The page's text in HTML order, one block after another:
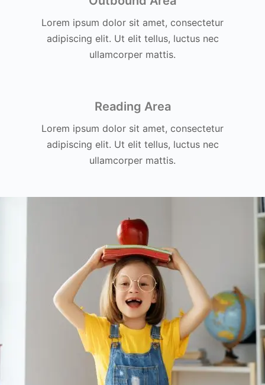
Lorem ipsum dolor sit amet, consectetur
adipiscing elit. Ut elit tellus, luctus nec
ullamcorper mattis.
Reading Area
Lorem ipsum dolor sit amet, consectetur
adipiscing elit. Ut elit tellus, luctus nec
ullamcorper mattis.